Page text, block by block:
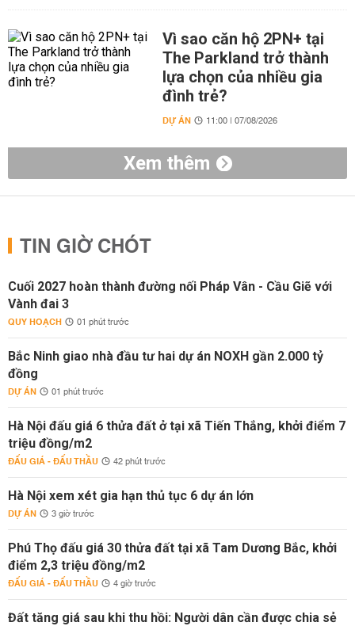
Vì sao căn hộ 2PN+ tại
The Parkland trở thành
lựa chọn của nhiều gia
đình trẻ?
DỰ ÁN 11:00 | 07/08/2026
Xem thêm
TIN GIỜ CHÓT
Cuối 2027 hoàn thành đường nối Pháp Vân - Cầu Giẽ với
Vành đai 3
QUY HOẠCH 01 phút trước
Bắc Ninh giao nhà đầu tư hai dự án NOXH gần 2.000 tỷ
đồng
DỰ ÁN 01 phút trước
Hà Nội đấu giá 6 thửa đất ở tại xã Tiến Thắng, khởi điểm 7
triệu đồng/m2
ĐẤU GIÁ - ĐẤU THẦU 42 phút trước
Hà Nội xem xét gia hạn thủ tục 6 dự án lớn
DỰ ÁN 3 giờ trước
Phú Thọ đấu giá 30 thửa đất tại xã Tam Dương Bắc, khởi
điểm 2,3 triệu đồng/m2
ĐẤU GIÁ - ĐẤU THẦU 4 giờ trước
Đất tăng giá sau khi thu hồi: Người dân cần được chia sẻ